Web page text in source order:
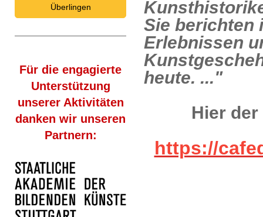
Sie berichten
Erlebnissen
heute. ..."
Hier
https://
Überlingen
Für die engagierte
Unterstützung
unserer Aktivitäten
danken wir unseren
Partnern: